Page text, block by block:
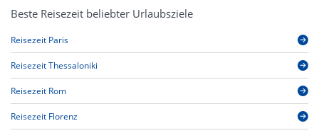
Beste Reisezeit beliebter Urlaubsziele
Reisezeit Paris
Reisezeit Thessaloniki
Reisezeit Rom
Reisezeit Florenz